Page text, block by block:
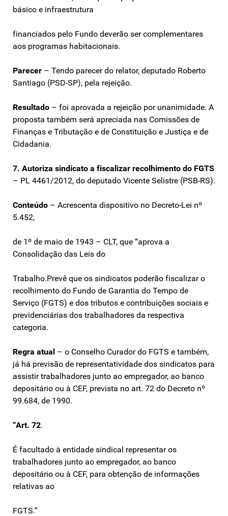
básico e infraestrutura
financiados pelo Fundo deverão ser complementares
aos programas habitacionais.
Parecer – Tendo parecer do relator, deputado Roberto
Santiago (PSD-SP), pela rejeição.
Resultado – foi aprovada a rejeição por unanimidade. A
proposta também será apreciada nas Comissões de
Finanças e Tributação e de Constituição e Justiça e de
Cidadania.
7. Autoriza sindicato a fiscalizar recolhimento do FGTS
– PL 4461/2012, do deputado Vicente Selistre (PSB-RS).
Conteúdo – Acrescenta dispositivo no Decreto-Lei nº
5.452,
de 1º de maio de 1943 – CLT, que “aprova a
Consolidação das Leis do
Trabalho.Prevê que os sindicatos poderão fiscalizar o
recolhimento do Fundo de Garantia do Tempo de
Serviço (FGTS) e dos tributos e contribuições sociais e
previdenciárias dos trabalhadores da respectiva
categoria.
Regra atual – o Conselho Curador do FGTS e também,
já há previsão de representatividade dos sindicatos para
assistir trabalhadores junto ao empregador, ao banco
depositário ou à CEF, prevista no art. 72 do Decreto nº
99.684, de 1990.
“Art. 72.
É facultado à entidade sindical representar os
trabalhadores junto ao empregador, ao banco
depositário ou à CEF, para obtenção de informações
relativas ao
FGTS.”